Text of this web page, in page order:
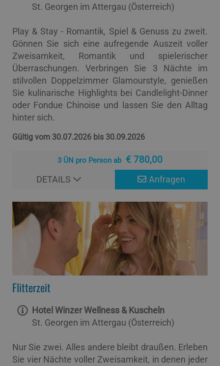
St. Georgen im Attergau (Österreich)
Play & Stay - Romantik, Spiel & Genuss zu zweit.
Gönnen Sie sich eine aufregende Auszeit voller
Zweisamkeit, Romantik und spielerischer
Überraschungen. Verbringen Sie 3 Nächte im
stilvollen Doppelzimmer Glamourstyle, genießen
Sie kulinarische Highlights bei Candlelight-Dinner
oder Fondue Chinoise und lassen Sie den Alltag
hinter sich.
Gültig vom 30.07.2026 bis 30.09.2026
3 ÜN pro Person ab € 780,00
Anfragen
DETAILS
Flitterzeit
Hotel Winzer Wellness & Kuscheln
St. Georgen im Attergau (Österreich)
Nur Sie zwei. Alles andere bleibt draußen. Erleben
Sie vier Nächte voller Zweisamkeit, in denen jeder